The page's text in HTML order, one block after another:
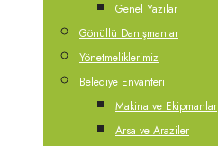
Genel Yazılar
Gönüllü Danışmanlar
Yönetmeliklerimiz
Belediye Envanteri
Makina ve Ekipmanlar
Arsa ve Araziler